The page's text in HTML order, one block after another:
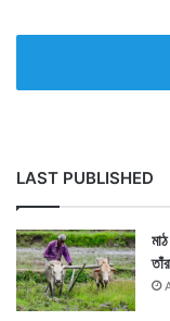
LAST PUBLISHED